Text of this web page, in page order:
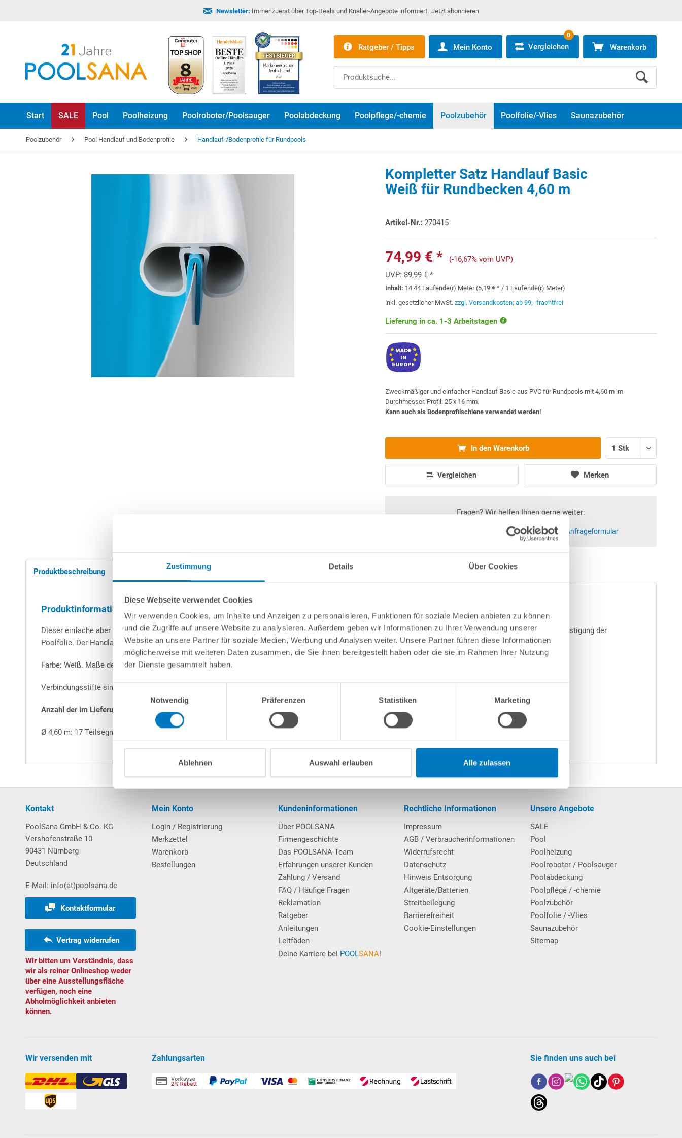
Zustimmung Details Über Cookies
Diese Webseite verwendet Cookies
Wir verwenden Cookies, um Inhalte und Anzeigen zu personalisieren, Funktionen für soziale Medien anbieten zu können
und die Zugriffe auf unsere Website zu analysieren. Außerdem geben wir Informationen zu Ihrer Verwendung unserer
Website an unsere Partner für soziale Medien, Werbung und Analysen weiter. Unsere Partner führen diese Informationen
möglicherweise mit weiteren Daten zusammen, die Sie ihnen bereitgestellt haben oder die sie im Rahmen Ihrer Nutzung
der Dienste gesammelt haben.
Einwilligungsauswahl
Notwendig
Präferenzen Statistiken Marketing
Ablehnen Auswahl erlauben Alle zulassen
Newsletter: Immer zuerst über Top-Deals und Knaller-Angebote informiert. Jetzt abonnieren
Ratgeber / Tipps Mein Konto Vergleichen
0
Warenkorb
Start SALE Pool Poolheizung Poolroboter/Poolsauger Poolabdeckung Poolpflege/-chemie Poolzubehör Poolfolie/-Vlies Saunazubehör
Poolzubehör Pool Handlauf und Bodenprofile Handlauf-/Bodenprofile für Rundpools
Kompletter Satz Handlauf Basic
Weiß für Rundbecken 4,60 m
Artikel-Nr.: 270415
74,99 € *
(-16,67% vom UVP)
UVP: 89,99 € *
Inhalt: 14.44 Laufende(r) Meter (5,19 € * / 1 Laufende(r) Meter)
inkl. gesetzlicher MwSt.zzgl. Versandkosten; ab 99,- frachtfrei
Lieferung in ca. 1-3 Arbeitstagen
Zweckmäßiger und einfacher Handlauf Basic aus PVC für Rundpools mit 4,60 m im
Durchmesser. Profil: 25 x 16 mm.
Kann auch als Bodenprofilschiene verwendet werden!
In den Warenkorb
Vergleichen Merken
Fragen? Wir helfen Ihnen gerne weiter:
Anfrageformular
Produktbeschreibung Herstellerangaben
Produktinformationen "Kompletter Satz Handlauf Basic Weiß für Rundbecken 4,60 m"
Dieser einfache aber zweckmäßige Handlauf für Stahlwandbecken Rund mit 4,60 m im Durchmesser dient zur Abdeckung der Stahlwandkante sowie zur Befestigung der
Poolfolie. Der Handlauf ist nur für überlappende Folien geeignet.
Farbe: Weiß. Maße des Handlaufs: ca. 25 mm x 16 mm (B x H).
Verbindungsstifte sind im Lieferumfang enthalten.
Anzahl der im Lieferumfang enthaltenen Handlaufsegmente und Verbindungsstifte:
Ø 4,60 m: 17 Teilsegmente + 34 Verbindungsstifte
Kontakt
PoolSana GmbH & Co. KG
Vershofenstraße 10
90431 Nürnberg
Deutschland
E-Mail: info(at)poolsana.de
Kontaktformular
Vertrag widerrufen
Wir bitten um Verständnis, dass
wir als reiner Onlineshop weder
über eine Ausstellungsfläche
verfügen, noch eine
Abholmöglichkeit anbieten
können.
Mein Konto
Login / Registrierung
Merkzettel
Warenkorb
Bestellungen
Kundeninformationen
Über POOLSANA
Firmengeschichte
Das POOLSANA-Team
Erfahrungen unserer Kunden
Zahlung / Versand
FAQ / Häufige Fragen
Reklamation
Ratgeber
Anleitungen
Leitfäden
Deine Karriere bei POOLSANA!
Rechtliche Informationen
Impressum
AGB / Verbraucherinformationen
Widerrufsrecht
Datenschutz
Hinweis Entsorgung
Altgeräte/Batterien
Streitbeilegung
Barrierefreiheit
Cookie-Einstellungen
Unsere Angebote
SALE
Pool
Poolheizung
Poolroboter / Poolsauger
Poolabdeckung
Poolpflege / -chemie
Poolzubehör
Poolfolie / -Vlies
Saunazubehör
Sitemap
Wir versenden mit Zahlungsarten Sie finden uns auch bei